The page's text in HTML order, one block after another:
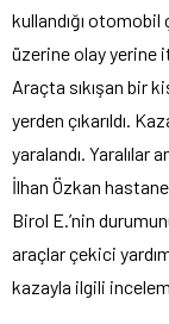
kullandığı otomobil
üzerine olay yerine
Araçta sıkışan bir
yerden çıkarıldı.
yaralandı. Yaralılar
İlhan Özkan
Birol E.’nin
araçlar çekici
kazayla ilgili